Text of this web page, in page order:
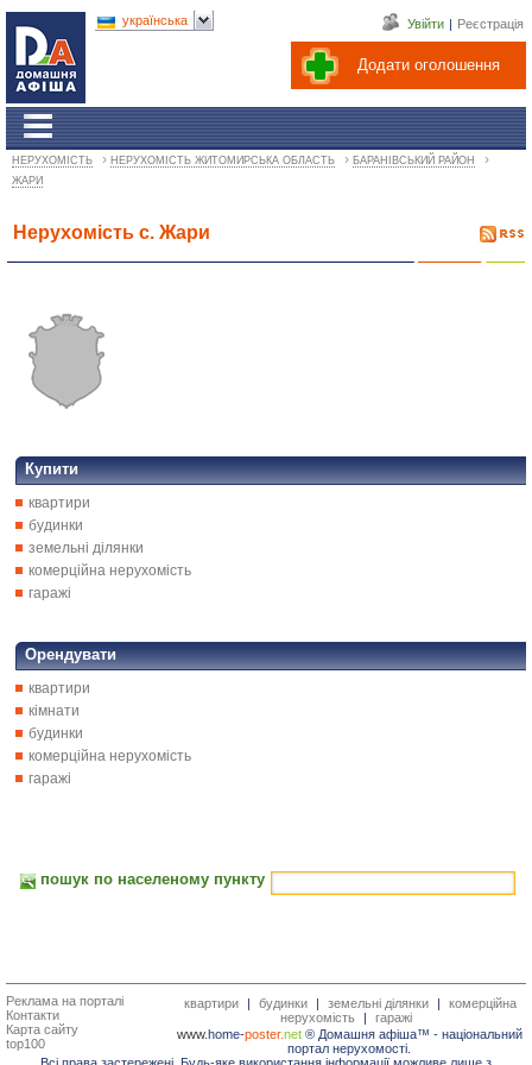
Додати оголошення
Увійти | Реєстрація
українська
НЕРУХОМІСТЬ › НЕРУХОМІСТЬ ЖИТОМИРСЬКА ОБЛАСТЬ › БАРАНІВСЬКИЙ РАЙОН ›
ЖАРИ
Нерухомість с. Жари
Купити
квартири
будинки
земельні ділянки
комерційна нерухомість
гаражі
Орендувати
квартири
кімнати
будинки
комерційна нерухомість
гаражі
пошук по населеному пункту
Реклама на порталі
Контакти
Карта сайту
top100
квартири | будинки | земельні ділянки |
комерційна
нерухомість
|
гаражі
www.home-poster.net® Домашня афіша™ - національний
портал нерухомості.